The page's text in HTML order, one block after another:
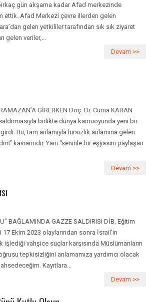
gün akşama kadar Afad merkezinde
ettik. Afad Merkezi çevre illerden gelen
gelen yetkililer tarafından sık sık ziyaret
gelen veriler,...
Devam >>
GİRERKEN Doç. Dr. Cuma KARAN
birlikte dünya kamuoyunda yeni bir
Bu, tam anlamıyla hırsızlık anlamına gelen
kavramıdır. Yani “seninle bir eşyasını paylaşan
Devam >>
BAĞLAMINDA GAZZE SALDIRISI DİB, Eğitim
Ekim 2023 olaylarından sonra İsrail’in
işlediği vahşice suçlar karşısında Müslümanların
tepkisizliğini anlamamıza yardımcı olacak
Kayıtlara...
Devam >>